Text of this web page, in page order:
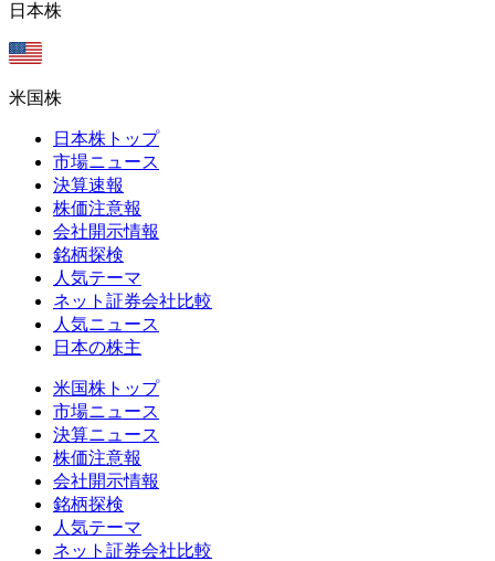
日本株
米国株
日本株トップ
市場ニュース
決算速報
株価注意報
会社開示情報
銘柄探検
人気テーマ
ネット証券会社比較
人気ニュース
日本の株主
米国株トップ
市場ニュース
決算ニュース
株価注意報
会社開示情報
銘柄探検
人気テーマ
ネット証券会社比較